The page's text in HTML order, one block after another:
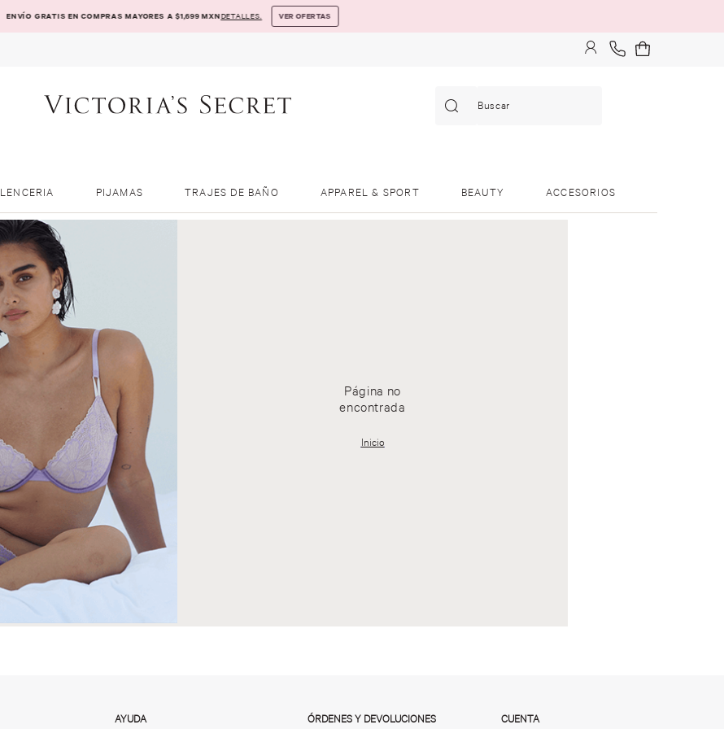
ENVÍO GRATIS EN COMPRAS MAYORES A $1,699 MXNDETALLES. VER OFERTAS
LENCERIA PIJAMAS TRAJES DE BAÑO APPAREL & SPORT BEAUTY ACCESORIOS
Página no
encontrada
Inicio
AYUDA ÓRDENES Y DEVOLUCIONES CUENTA